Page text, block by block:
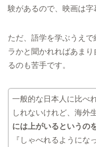
験があるので、映画は字
ただ、語学を学ぶうえ
ラかと聞かれればあま
るのも苦手です。
一般的な日本人に比べ
しれないけれど、海外
には上がいるというの
『しゃべれるようにな